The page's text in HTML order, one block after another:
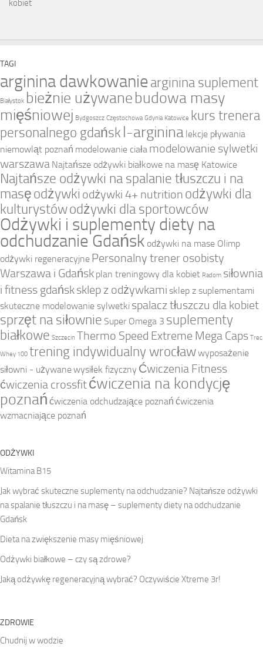
TAGI
arginina dawkowaniearginina suplement
Białystok bieżnie używanebudowa masy
mięśniowej Bydgoszcz Częstochowa Gdynia Katowice kurs trenera
personalnego gdańsk l-arginina lekcje pływania
niemowląt poznań modelowanie ciała modelowanie sylwetki
warszawa Najtańsze odżywki białkowe na masę Katowice
Najtańsze odżywki na spalanie tłuszczu i na
masęodżywki odżywki 4+ nutrition odżywki dla
kulturystówodżywki dla sportowców
Odżywki i suplementy diety na
odchudzanie Gdańsk odżywki na mase Olimp
odżywki regeneracyjne Personalny trener osobisty
Warszawa i Gdańsk plan treningowy dla kobiet Radom siłownia
i fitness gdańsksklep z odżywkami sklep z suplementami
skuteczne modelowanie sylwetki spalacz tłuszczu dla kobiet
sprzęt na siłownie Super Omega 3 suplementy
białkowe Szczecin Thermo Speed Extreme Mega Caps Trec
Whey 100 trening indywidualny wrocławwyposażenie
siłowni - używanewysiłek fizyczny Ćwiczenia Fitness
ćwiczenia crossfitćwiczenia na kondycję
poznań ćwiczenia odchudzające poznań ćwiczenia
wzmacniające poznań
ODŻYWKI
Witamina B15
Jak wybrać skuteczne suplementy na odchudzanie? Najtańsze odżywki
na spalanie tłuszczu i na masę – suplementy diety na odchudzanie
Gdańsk
Dieta na zwiększenie masy mięśniowej
Odżywki białkowe – czy są zdrowe?
Jaką odżywkę regeneracyjną wybrać? Oczywiście Xtreme 3r!
ZDROWIE
Chudnij w wodzie